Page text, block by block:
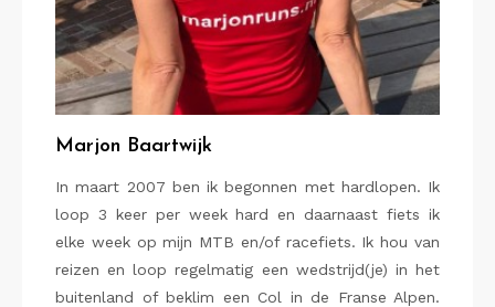
Marjon Baartwijk
In maart 2007 ben ik begonnen met hardlopen. Ik
loop 3 keer per week hard en daarnaast fiets ik
elke week op mijn MTB en/of racefiets. Ik hou van
reizen en loop regelmatig een wedstrijd(je) in het
buitenland of beklim een Col in de Franse Alpen.